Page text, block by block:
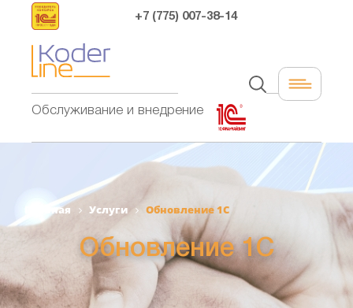
Обслуживание и внедрение
+7 (775) 007-38-14
Главная Услуги Обновление 1С
Обновление 1С